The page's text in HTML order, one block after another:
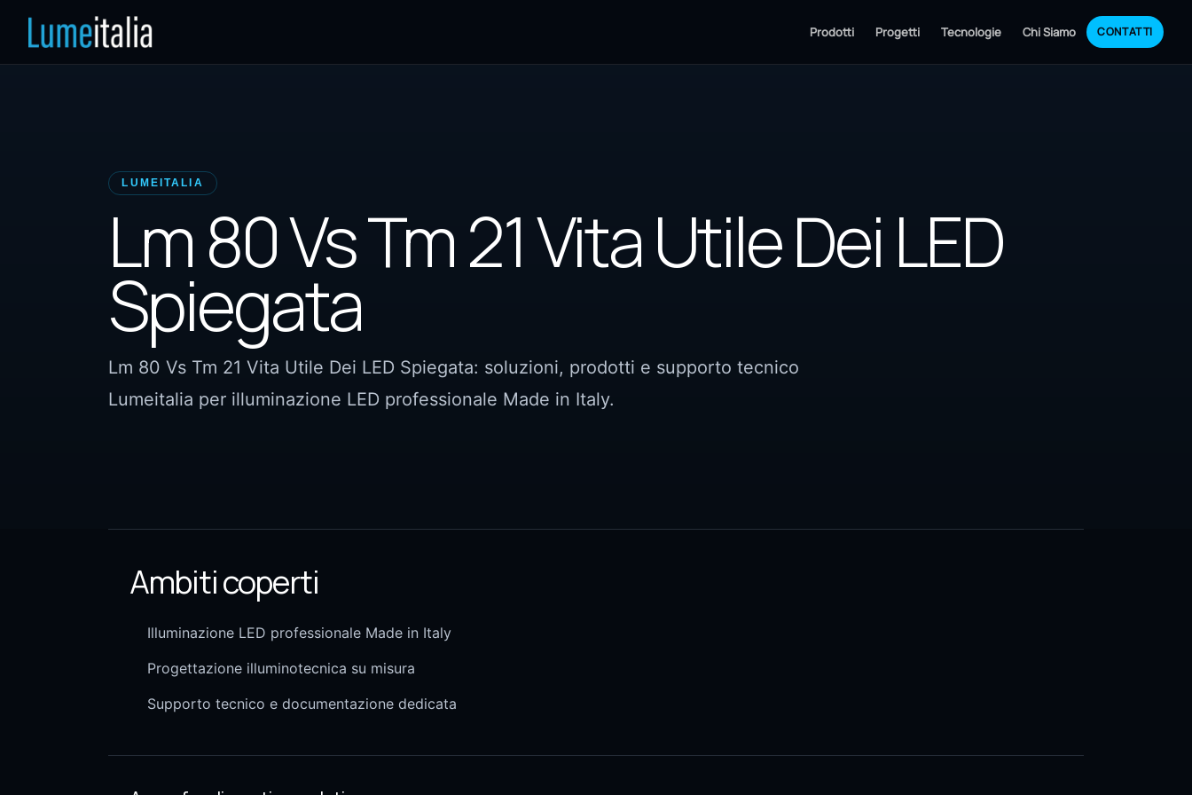
Prodotti Progetti Tecnologie Chi Siamo CONTATTI
LUMEITALIA
Lm 80 Vs Tm 21 Vita Utile Dei LED
Spiegata
Lm 80 Vs Tm 21 Vita Utile Dei LED Spiegata: soluzioni, prodotti e supporto tecnico
Lumeitalia per illuminazione LED professionale Made in Italy.
Ambiti coperti
Illuminazione LED professionale Made in Italy
Progettazione illuminotecnica su misura
Supporto tecnico e documentazione dedicata